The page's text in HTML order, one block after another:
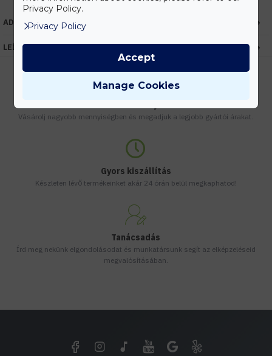
ADATOK
LEÍRÁS
Vásárolj nagyobb mennyiségben és megadjuk a legjobb gyártói árakat.
Gyors kiszállítás
Készleten lévő termékeinket akár 24 órán belül megkaphatod!
Tanácsadás
Írd meg nekünk elgondolásodat és munkatársunk segít az elképzeléseid
megvalósításában.
Privacy Policy.
Privacy Policy
Manage Cookies
Accept